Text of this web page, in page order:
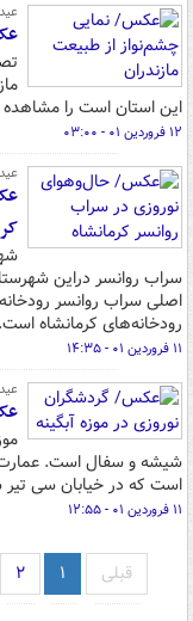
این استان است را
۱۲ فروردین ۰۱ - ۰۳:۰۰
سراب روانسر دراین
اصلی سراب روانسر
رودخانه‌های کرمانشاه است.
۱۱ فروردین ۰۱ - ۱۴:۳۵
شیشه و سفال است. عمارت
است که در خیابان سی
۱۱ فروردین ۰۱ - ۱۲:۵۵
قبلی ۱ ۲